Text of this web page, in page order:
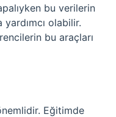
bu verilerin
olabilir.
bu araçları
Eğitimde